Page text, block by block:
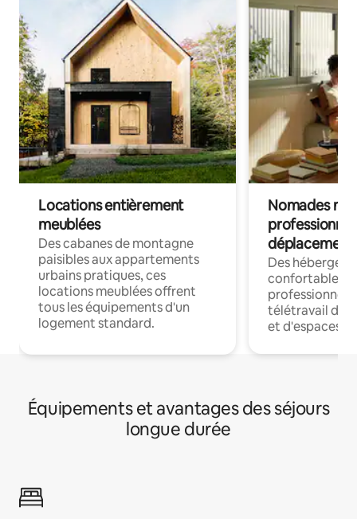
Locations entièrement
meublées
Des cabanes de montagne
paisibles aux appartements
urbains pratiques, ces
locations meublées offrent
tous les équipements d'un
logement standard.
Nomades
déplacement
Des
confortables
professionnels
télétravail
et d'espaces
Équipements et avantages des séjours
longue durée